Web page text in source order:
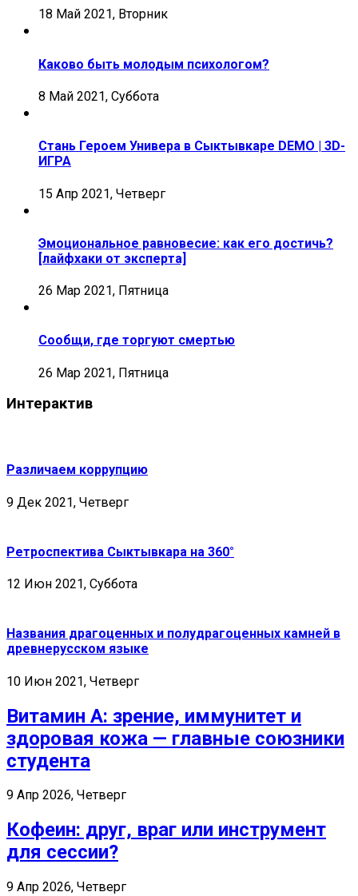
18 Май 2021, Вторник
Каково быть молодым психологом?
8 Май 2021, Суббота
Стань Героем Универа в Сыктывкаре DEMO | 3D-
ИГРА
15 Апр 2021, Четверг
Эмоциональное равновесие: как его достичь?
[лайфхаки от эксперта]
26 Мар 2021, Пятница
Сообщи, где торгуют смертью
26 Мар 2021, Пятница
Интерактив
Различаем коррупцию
9 Дек 2021, Четверг
Ретроспектива Сыктывкара на 360°
12 Июн 2021, Суббота
Названия драгоценных и полудрагоценных камней в
древнерусском языке
10 Июн 2021, Четверг
Витамин А: зрение, иммунитет и
здоровая кожа — главные союзники
студента
9 Апр 2026, Четверг
Кофеин: друг, враг или инструмент
для сессии?
9 Апр 2026, Четверг